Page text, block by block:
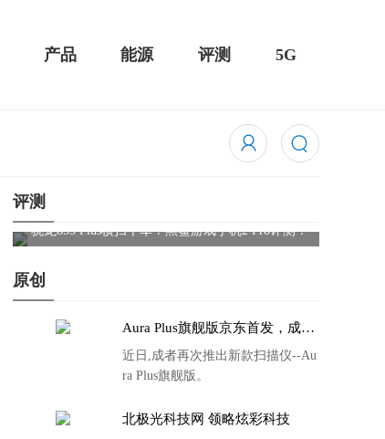
产品 能源 评测 5G
评测
华为MateBook 13 2020款评测：超值的2K触控全面
原创
Aura Plus旗舰版京东首发，成者
近日,成者再次推出新款扫描仪--Au
ra Plus旗舰版。
北极光科技网 领略炫彩科技